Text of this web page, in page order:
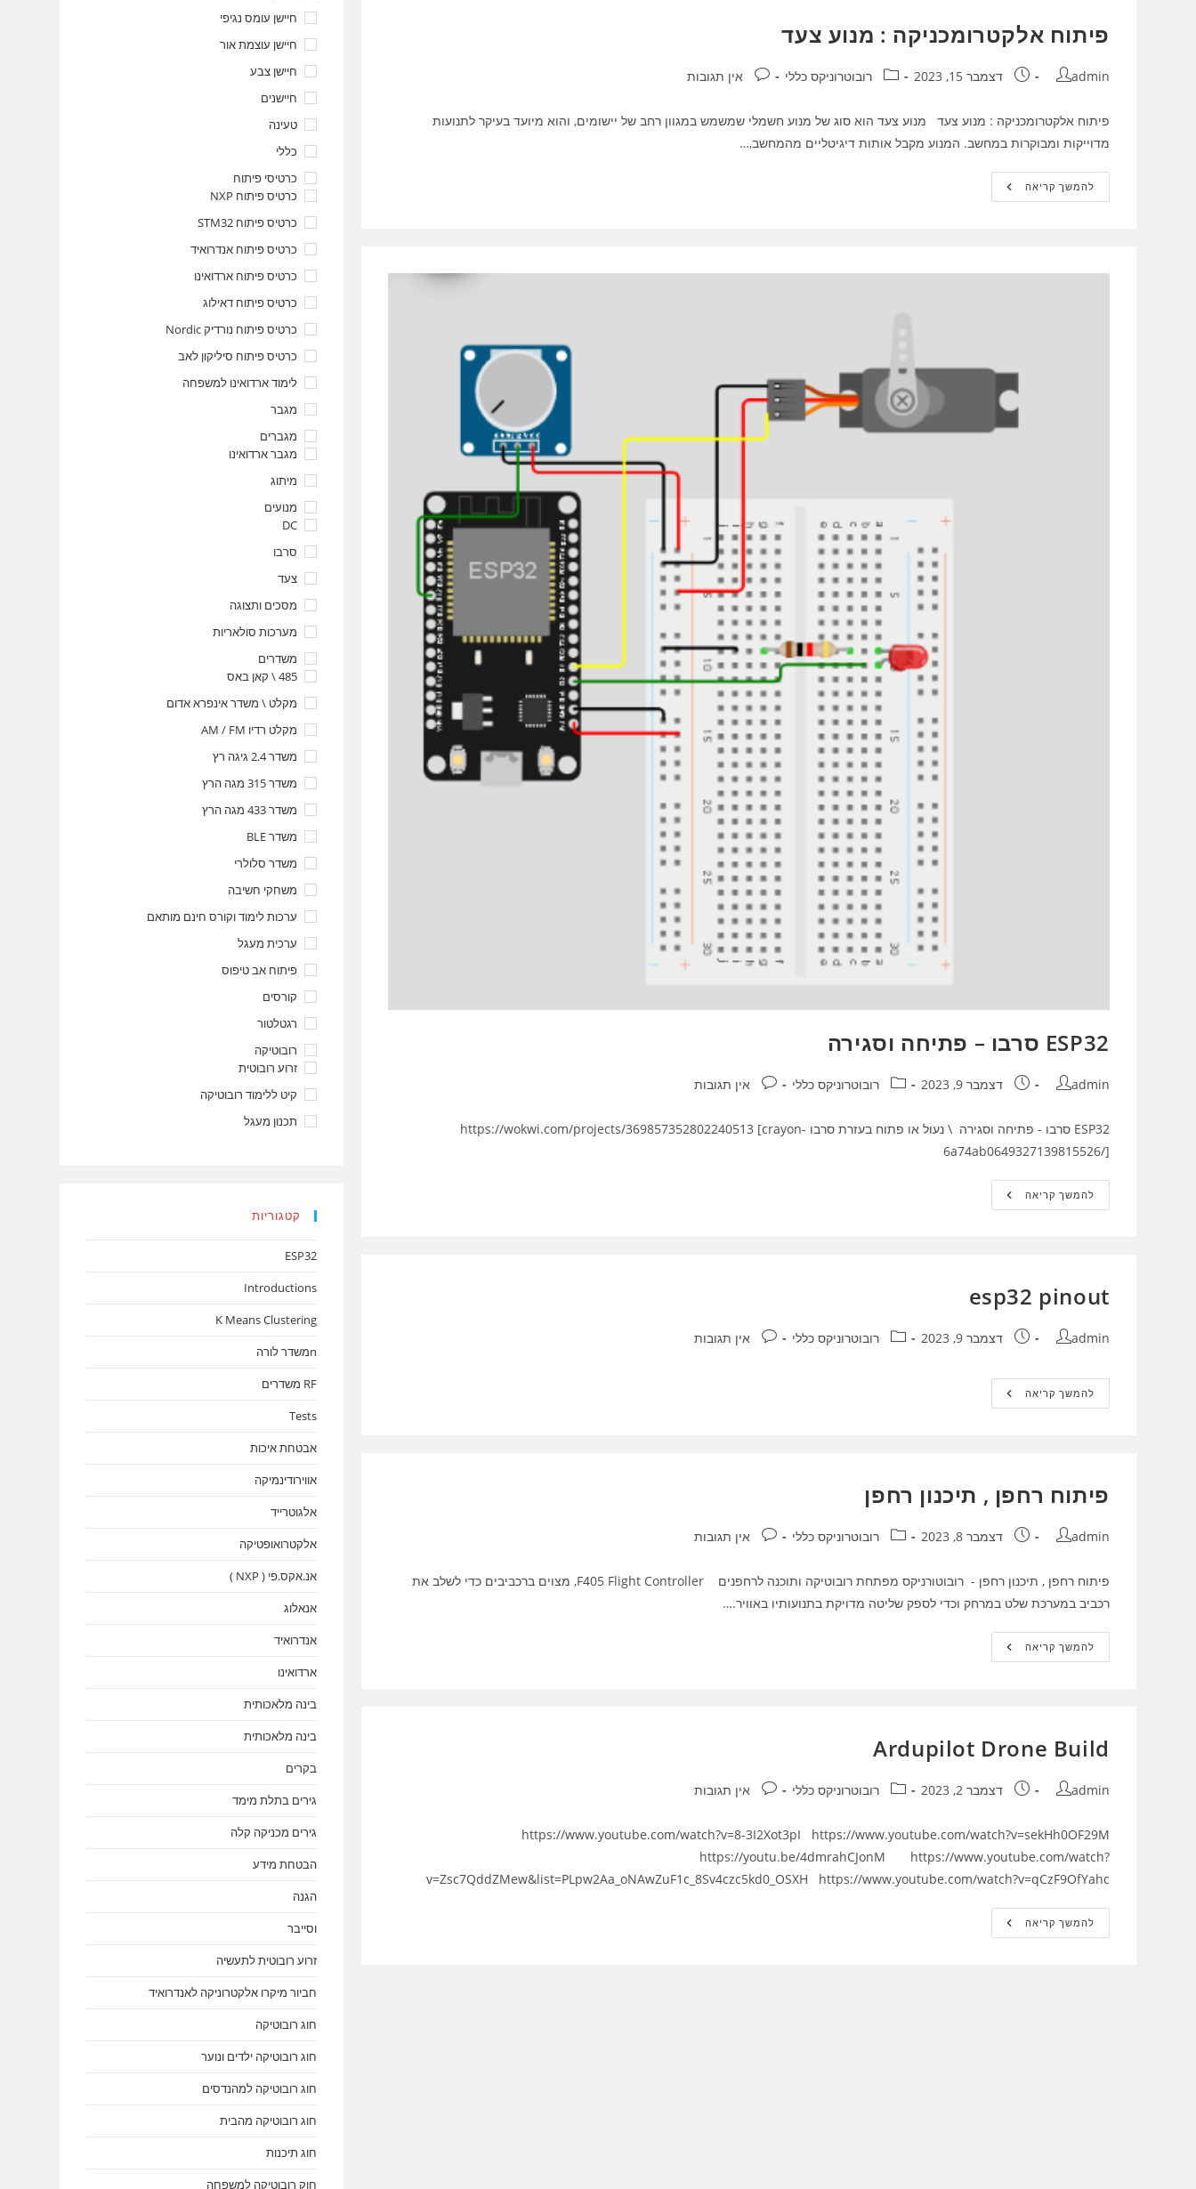
פיתוח אלקטרומכניקה : מנוע צעד
מחבר:
admin פורסם:דצמבר 15, 2023 קטגוריה:רובוטרוניקס כללי תגובות:אין תגובות
פיתוח אלקטרומכניקה : מנוע צעד מנוע צעד הוא סוג של מנוע חשמלי שמשמש במגוון רחב של יישומים, והוא מיועד בעיקר לתנועות
מדוייקות ומבוקרות במחשב. המנוע מקבל אותות דיגיטליים מהמחשב,…
להמשך קריאהפיתוח
אלקטרומכניקה
ESP32 סרבו – פתיחה וסגירה
מחבר:
admin פורסם:דצמבר 9, 2023 קטגוריה:רובוטרוניקס כללי תגובות:אין תגובות
ESP32 סרבו - פתיחה וסגירה \ נעול או פתוח בעזרת סרבו https://wokwi.com/projects/369857352802240513 [crayon-
6a74ab0649327139815526/]
להמשך קריאהESP32
סרבו
esp32 pinout
מחבר:
admin פורסם:דצמבר 9, 2023 קטגוריה:רובוטרוניקס כללי תגובות:אין תגובות
להמשך קריאהEsp32
Pinout
פיתוח רחפן , תיכנון רחפן
מחבר:
admin פורסם:דצמבר 8, 2023 קטגוריה:רובוטרוניקס כללי תגובות:אין תגובות
פיתוח רחפן , תיכנון רחפן - רובוטורניקס מפתחת רובוטיקה ותוכנה לרחפנים F405 Flight Controller, מצוים ברכביבים כדי לשלב את
רכביב במערכת שלט במרחק וכדי לספק שליטה מדויקת בתנועותיו באוויר.…
להמשך קריאהפיתוח
רחפן
Ardupilot Drone Build
מחבר:
admin פורסם:דצמבר 2, 2023 קטגוריה:רובוטרוניקס כללי תגובות:אין תגובות
https://www.youtube.com/watch?v=8-3I2Xot3pI https://www.youtube.com/watch?v=sekHh0OF29M
https://youtu.be/4dmrahCJonM https://www.youtube.com/watch?
v=Zsc7QddZMew&list=PLpw2Aa_oNAwZuF1c_8Sv4czc5kd0_OSXH https://www.youtube.com/watch?v=qCzF9OfYahc
להמשך קריאהArdupilot
Drone
חיישן עומס נגיפי
חיישן עוצמת אור
חיישן צבע
חיישנים
טעינה
כללי
כרטיסי פיתוח
כרטיס פיתוח NXP
כרטיס פיתוח STM32
כרטיס פיתוח אנדרואיד
כרטיס פיתוח ארדואינו
כרטיס פיתוח דאילוג
כרטיס פיתוח נורדיק Nordic
כרטיס פיתוח סיליקון לאב
לימוד ארדואינו למשפחה
מגבר
מגברים
מגבר ארדואינו
מיתוג
מנועים
DC
סרבו
צעד
מסכים ותצוגה
מערכות סולאריות
משדרים
485 \ קאן באס
מקלט \ משדר אינפרא אדום
מקלט רדיו AM / FM
משדר 2.4 גיגה רץ
משדר 315 מגה הרץ
משדר 433 מגה הרץ
משדר BLE
משדר סלולרי
משחקי חשיבה
ערכות לימוד וקורס חינם מותאם
ערכית מעגל
פיתוח אב טיפוס
קורסים
רגטלטור
רובוטיקה
זרוע רובוטית
קיט ללימוד רובוטיקה
תכנון מעגל
קטגוריות
ESP32
Introductions
K Means Clustering
nמשדר לורה
RF משדרים
Tests
אבטחת איכות
אווירודינמיקה
אלגוטרייד
אלקטרואופטיקה
אנ.אקס.פי ( NXP )
אנאלוג
אנדרואיד
ארדואינו
בינה מלאכותית
בינה מלאכותית
בקרים
גירים בתלת מימד
גירים מכניקה קלה
הבטחת מידע
הגנה
וסייבר
זרוע רובוטית לתעשיה
חביור מיקרו אלקטרוניקה לאנדרואיד
חוג רובוטיקה
חוג רובוטיקה ילדים ונוער
חוג רובוטיקה למהנדסים
חוג רובוטיקה מהבית
חוג תיכנות
חוק רובוטיקה למשפחה